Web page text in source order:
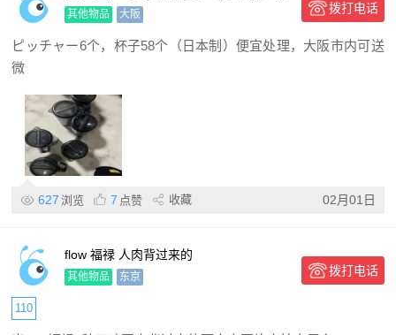
宜处理，大阪市内可送
其他物品 大阪 拨打电话
ピッチャー6个，杯子58个（日本制）便宜处理，大阪市内可送
微
627 浏览 7 点赞 收藏 02月01日
flow 福禄 人肉背过来的
其他物品 东京 拨打电话
110